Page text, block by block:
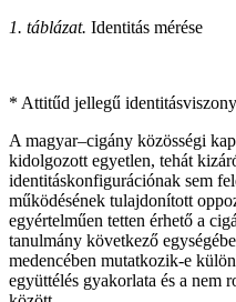
1. táblázat. Identitás mérése
* Attitűd jellegű
A magyar–cigány közösségi
kidolgozott egyetlen, tehát
identitáskonfigurációnak sem
működésének tulajdonított
egyértelműen tetten érhető a
tanulmány következő
medencében mutatkozik-e
együttélés gyakorlata és a nem